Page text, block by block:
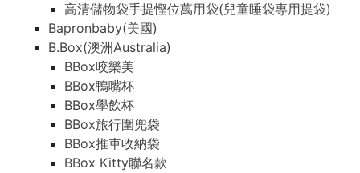
高清儲物袋手提慳位萬用袋(兒童睡袋專用提袋)
Bapronbaby(美國)
B.Box(澳洲Australia)
BBox咬樂美
BBox鴨嘴杯
BBox學飲杯
BBox旅行圍兜袋
BBox推車收納袋
BBox Kitty聯名款